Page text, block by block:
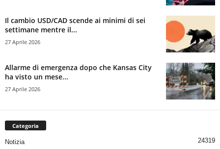
Il cambio USD/CAD scende ai minimi di sei
settimane mentre il...
27 Aprile 2026
Allarme di emergenza dopo che Kansas City
ha visto un mese...
27 Aprile 2026
Categoria
Notizia 24319